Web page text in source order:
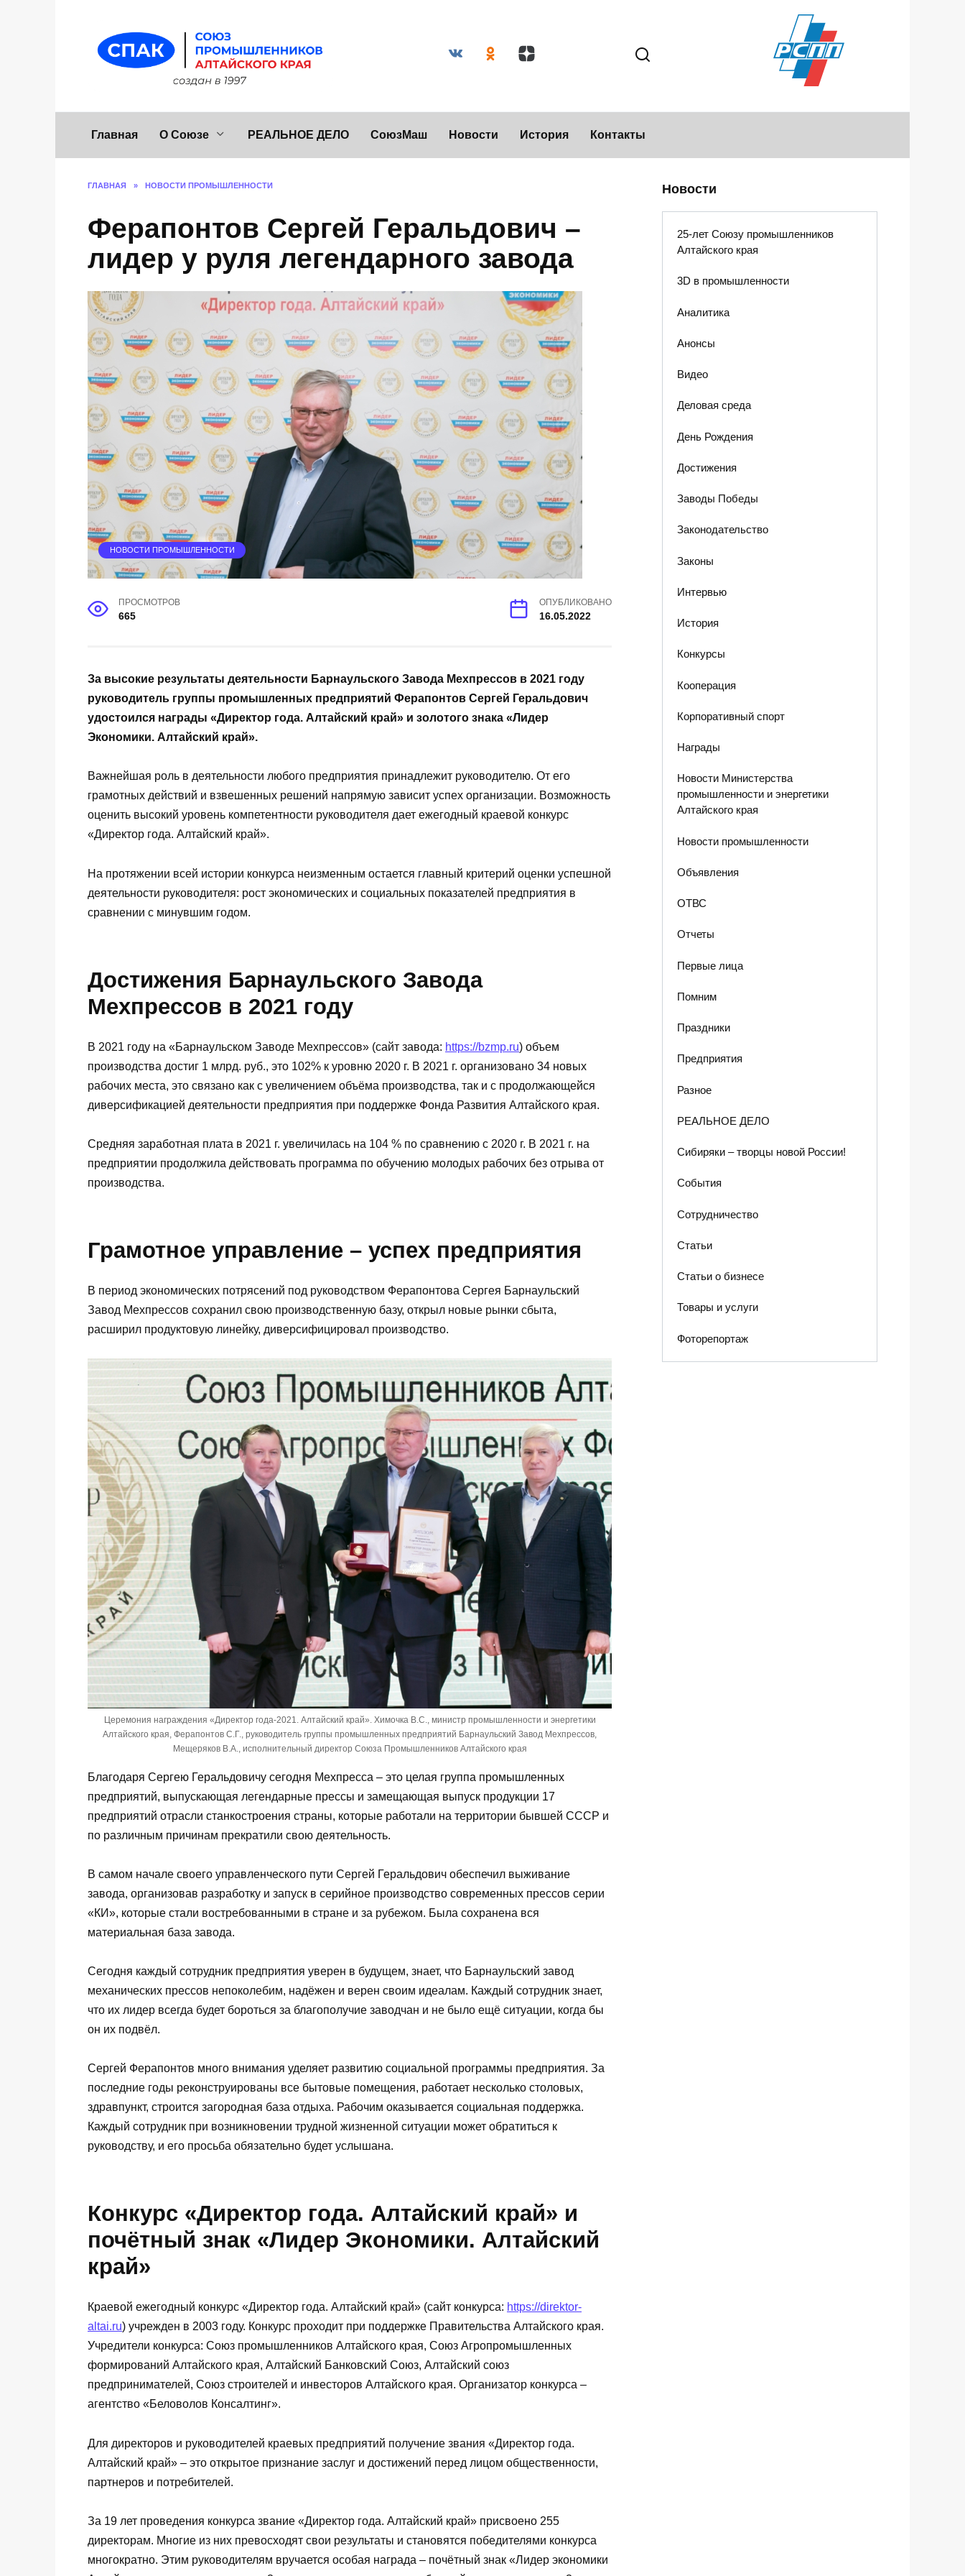
Главная О Союзе РЕАЛЬНОЕ ДЕЛО СоюзМаш Новости История Контакты
ГЛАВНАЯ » НОВОСТИ ПРОМЫШЛЕННОСТИ
Ферапонтов Сергей Геральдович –
лидер у руля легендарного завода
НОВОСТИ ПРОМЫШЛЕННОСТИ
ПРОСМОТРОВ
665
ОПУБЛИКОВАНО
16.05.2022
За высокие результаты деятельности Барнаульского Завода Мехпрессов в 2021 году
руководитель группы промышленных предприятий Ферапонтов Сергей Геральдович
удостоился награды «Директор года. Алтайский край» и золотого знака «Лидер
Экономики. Алтайский край».
Важнейшая роль в деятельности любого предприятия принадлежит руководителю. От его
грамотных действий и взвешенных решений напрямую зависит успех организации. Возможность
оценить высокий уровень компетентности руководителя дает ежегодный краевой конкурс
«Директор года. Алтайский край».
На протяжении всей истории конкурса неизменным остается главный критерий оценки успешной
деятельности руководителя: рост экономических и социальных показателей предприятия в
сравнении с минувшим годом.
Достижения Барнаульского Завода
Мехпрессов в 2021 году
В 2021 году на «Барнаульском Заводе Мехпрессов» (сайт завода: https://bzmp.ru) объем
производства достиг 1 млрд. руб., это 102% к уровню 2020 г. В 2021 г. организовано 34 новых
рабочих места, это связано как с увеличением объёма производства, так и с продолжающейся
диверсификацией деятельности предприятия при поддержке Фонда Развития Алтайского края.
Средняя заработная плата в 2021 г. увеличилась на 104 % по сравнению с 2020 г. В 2021 г. на
предприятии продолжила действовать программа по обучению молодых рабочих без отрыва от
производства.
Грамотное управление – успех предприятия
В период экономических потрясений под руководством Ферапонтова Сергея Барнаульский
Завод Мехпрессов сохранил свою производственную базу, открыл новые рынки сбыта,
расширил продуктовую линейку, диверсифицировал производство.
Церемония награждения «Директор года-2021. Алтайский край». Химочка В.С., министр промышленности и энергетики
Алтайского края, Ферапонтов С.Г., руководитель группы промышленных предприятий Барнаульский Завод Мехпрессов,
Мещеряков В.А., исполнительный директор Союза Промышленников Алтайского края
Благодаря Сергею Геральдовичу сегодня Мехпресса – это целая группа промышленных
предприятий, выпускающая легендарные прессы и замещающая выпуск продукции 17
предприятий отрасли станкостроения страны, которые работали на территории бывшей СССР и
по различным причинам прекратили свою деятельность.
В самом начале своего управленческого пути Сергей Геральдович обеспечил выживание
завода, организовав разработку и запуск в серийное производство современных прессов серии
«КИ», которые стали востребованными в стране и за рубежом. Была сохранена вся
материальная база завода.
Сегодня каждый сотрудник предприятия уверен в будущем, знает, что Барнаульский завод
механических прессов непоколебим, надёжен и верен своим идеалам. Каждый сотрудник знает,
что их лидер всегда будет бороться за благополучие заводчан и не было ещё ситуации, когда бы
он их подвёл.
Сергей Ферапонтов много внимания уделяет развитию социальной программы предприятия. За
последние годы реконструированы все бытовые помещения, работает несколько столовых,
здравпункт, строится загородная база отдыха. Рабочим оказывается социальная поддержка.
Каждый сотрудник при возникновении трудной жизненной ситуации может обратиться к
руководству, и его просьба обязательно будет услышана.
Конкурс «Директор года. Алтайский край» и
почётный знак «Лидер Экономики. Алтайский
край»
Краевой ежегодный конкурс «Директор года. Алтайский край» (сайт конкурса: https://direktor-
altai.ru) учрежден в 2003 году. Конкурс проходит при поддержке Правительства Алтайского края.
Учредители конкурса: Союз промышленников Алтайского края, Союз Агропромышленных
формирований Алтайского края, Алтайский Банковский Союз, Алтайский союз
предпринимателей, Союз строителей и инвесторов Алтайского края. Организатор конкурса –
агентство «Беловолов Консалтинг».
Для директоров и руководителей краевых предприятий получение звания «Директор года.
Алтайский край» – это открытое признание заслуг и достижений перед лицом общественности,
партнеров и потребителей.
За 19 лет проведения конкурса звание «Директор года. Алтайский край» присвоено 255
директорам. Многие из них превосходят свои результаты и становятся победителями конкурса
многократно. Этим руководителям вручается особая награда – почётный знак «Лидер экономики
Новости
25-лет Союзу промышленников
Алтайского края
3D в промышленности
Аналитика
Анонсы
Видео
Деловая среда
День Рождения
Достижения
Заводы Победы
Законодательство
Законы
Интервью
История
Конкурсы
Кооперация
Корпоративный спорт
Награды
Новости Министерства
промышленности и энергетики
Алтайского края
Новости промышленности
Объявления
ОТВС
Отчеты
Первые лица
Помним
Праздники
Предприятия
Разное
РЕАЛЬНОЕ ДЕЛО
Сибиряки – творцы новой России!
События
Сотрудничество
Статьи
Статьи о бизнесе
Товары и услуги
Фоторепортаж